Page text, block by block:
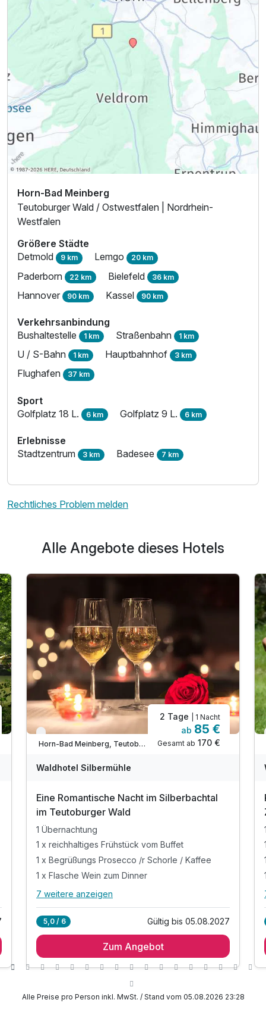
Horn-Bad Meinberg
Teutoburger Wald / Ostwestfalen | Nordrhein-
Westfalen
Größere Städte
Detmold 9 km Lemgo 20 km
Paderborn 22 km Bielefeld 36 km
Hannover 90 km Kassel 90 km
Verkehrsanbindung
Bushaltestelle 1 km Straßenbahn 1 km
U / S-Bahn 1 km Hauptbahnhof 3 km
Flughafen 37 km
Sport
Golfplatz 18 L. 6 km Golfplatz 9 L. 6 km
Erlebnisse
Stadtzentrum 3 km Badesee 7 km
Rechtliches Problem melden
Alle Angebote dieses Hotels
Verfügbar bis Dezember
Horn-Bad Meinberg, Teutoburger Wald / Ostwestfalen
2 Tage | 1 Nacht
ab 85 €
Gesamt ab 170 €
Waldhotel Silbermühle
Eine Romantische Nacht im Silberbachtal
im Teutoburger Wald
1 Übernachtung
1 x reichhaltiges Frühstück vom Buffet
1 x Begrüßungs Prosecco /r Schorle / Kaffee
1 x Flasche Wein zum Dinner
Alle Inklusivleistungen
1 x reichhaltiges Frühstück vom Buffet
1 x Begrüßungs Prosecco /r Schorle / Kaffee
1 x 1 Lunchpaket für Ihren Ausflug
7 weitere anzeigen
5,0 / 6 Gültig bis 05.08.2027
Zum Angebot
Alle Preise pro Person inkl. MwSt. / Stand vom 05.08.2026 23:28